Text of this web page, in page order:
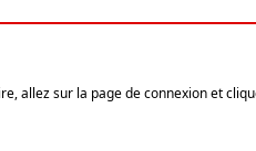
allez sur la page de connexion et